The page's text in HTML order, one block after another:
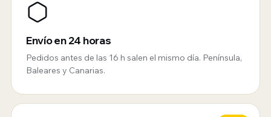
Envío en 24 horas
Pedidos antes de las 16 h salen el mismo día. Península,
Baleares y Canarias.